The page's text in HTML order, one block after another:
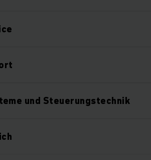
und Steuerungstechnik